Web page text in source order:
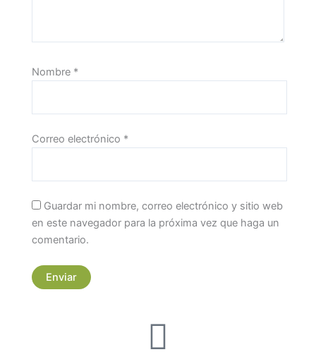
Nombre *
Correo electrónico *
Guardar mi nombre, correo electrónico y sitio web
en este navegador para la próxima vez que haga un
comentario.